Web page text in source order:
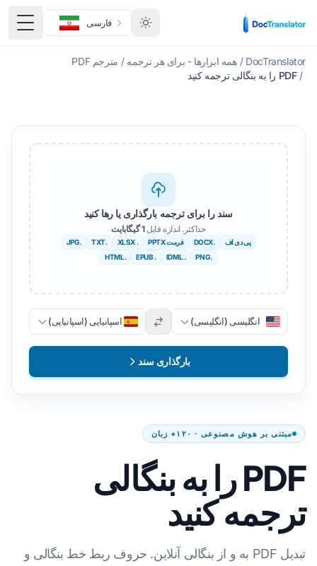
فارسی
منوی
DocTranslator
/ همه ابزارها - برای هر ترجمه / مترجم PDF
/ PDF را به بنگالی ترجمه کنید
مبتنی بر هوش مصنوعی · ۱۲۰+ زبان
PDF را به بنگالی
ترجمه کنید
تبدیل PDF به و از بنگالی آنلاین. حروف ربط خط بنگالی و
سند را برای ترجمه بارگذاری یا رها کنید
حداکثر. اندازه فایل1 گیگابایت
پی دی اف .DOCX فرمت PPTX . XLSX
.TXT
.JPG
.PNG
. IDML
. EPUB
.HTML
انگلیسی (انگلیسی) اسپانیایی (اسپانیایی)
بارگذاری سند